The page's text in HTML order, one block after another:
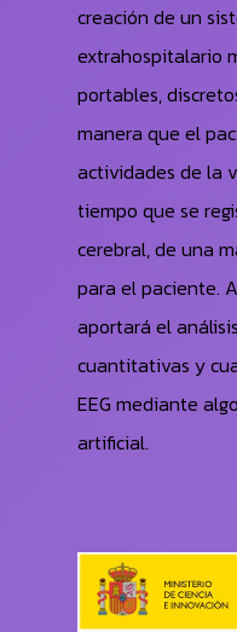
creación de un
extrahospitalario
portables,
manera que el
actividades de la
tiempo que se
cerebral, de una
para el paciente.
aportará el
cuantitativas y
EEG mediante
artificial.